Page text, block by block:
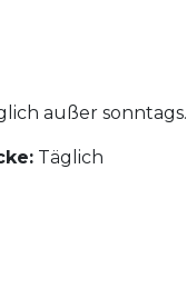
außer sonntags.
Täglich